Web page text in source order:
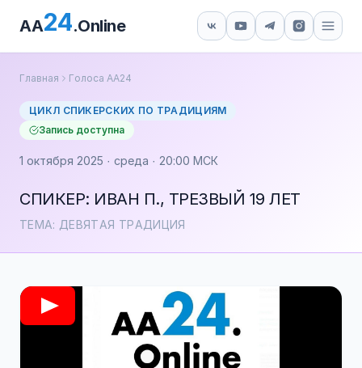
AA24.Online
Главная Голоса АА24
ЦИКЛ СПИКЕРСКИХ ПО ТРАДИЦИЯМ
Запись доступна
1 октября 2025 · среда · 20:00 МСК
СПИКЕР: ИВАН П., ТРЕЗВЫЙ 19 ЛЕТ
ТЕМА: ДЕВЯТАЯ ТРАДИЦИЯ